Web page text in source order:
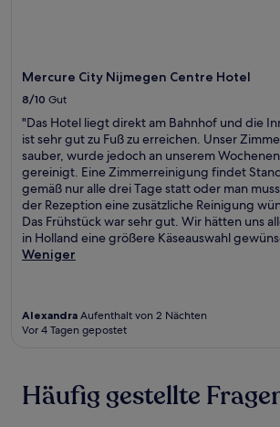
Mercure City Nijmegen Centre Hotel
8/10 Gut
"Das Hotel liegt direkt am Bahnhof und die
ist sehr gut zu Fuß zu erreichen. Unser
sauber, wurde jedoch an unserem
gereinigt. Eine Zimmerreinigung findet
gemäß nur alle drei Tage statt oder man
der Rezeption eine zusätzliche Reinigung
Das Frühstück war sehr gut. Wir hätten uns
in Holland eine größere Käseauswahl
Weniger
Alexandra Aufenthalt von 2 Nächten
Vor 4 Tagen gepostet
Häufig gestellte